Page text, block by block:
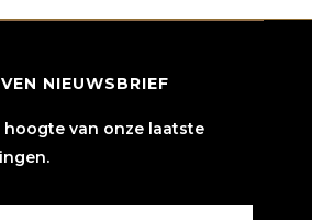
NIEUWSBRIEF
hoogte van onze laatste